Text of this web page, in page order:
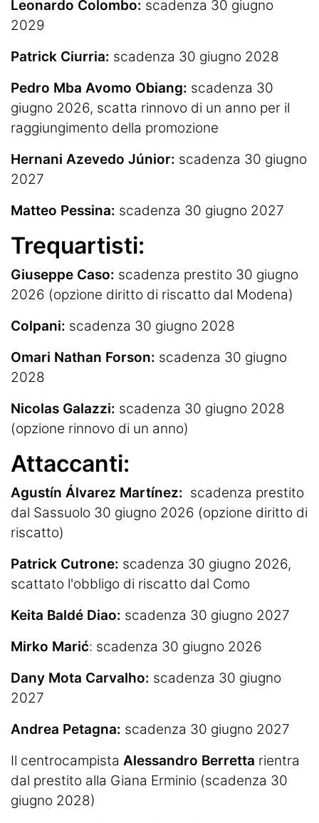
Leonardo Colombo: scadenza 30 giugno
2029
Patrick Ciurria: scadenza 30 giugno 2028
Pedro Mba Avomo Obiang: scadenza 30
giugno 2026, scatta rinnovo di un anno per il
raggiungimento della promozione
Hernani Azevedo Júnior: scadenza 30 giugno
2027
Matteo Pessina: scadenza 30 giugno 2027
Trequartisti:
Giuseppe Caso: scadenza prestito 30 giugno
2026 (opzione diritto di riscatto dal Modena)
Colpani: scadenza 30 giugno 2028
Omari Nathan Forson: scadenza 30 giugno
2028
Nicolas Galazzi: scadenza 30 giugno 2028
(opzione rinnovo di un anno)
Attaccanti:
Agustín Álvarez Martínez: scadenza prestito
dal Sassuolo 30 giugno 2026 (opzione diritto di
riscatto)
Patrick Cutrone: scadenza 30 giugno 2026,
scattato l'obbligo di riscatto dal Como
Keita Baldé Diao: scadenza 30 giugno 2027
Mirko Marić: scadenza 30 giugno 2026
Dany Mota Carvalho: scadenza 30 giugno
2027
Andrea Petagna: scadenza 30 giugno 2027
Il centrocampista Alessandro Berretta rientra
dal prestito alla Giana Erminio (scadenza 30
giugno 2028)